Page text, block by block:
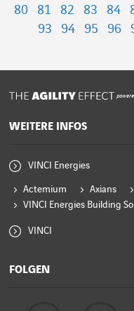
80
81 82 83 84
93
94 95 96
WEITERE INFOS
VINCI Energies
Actemium Axians
VINCI Energies Building
VINCI
FOLGEN